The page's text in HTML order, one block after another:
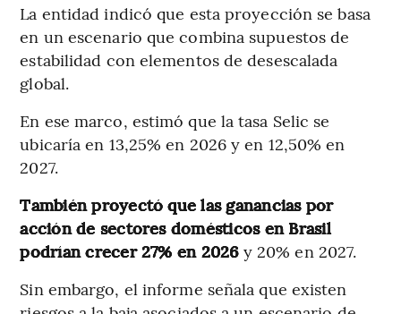
La entidad indicó que esta proyección se basa
en un escenario que combina supuestos de
estabilidad con elementos de desescalada
global.
En ese marco, estimó que la tasa Selic se
ubicaría en 13,25% en 2026 y en 12,50% en
2027.
También proyectó que las ganancias por
acción de sectores domésticos en Brasil
podrían crecer 27% en 2026 y 20% en 2027.
Sin embargo, el informe señala que existen